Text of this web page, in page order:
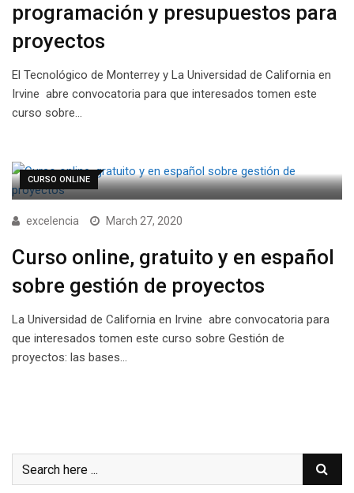
programación y presupuestos para
proyectos
El Tecnológico de Monterrey y La Universidad de California en
Irvine abre convocatoria para que interesados tomen este
curso sobre…
CURSO ONLINE
excelencia March 27, 2020
Curso online, gratuito y en español
sobre gestión de proyectos
La Universidad de California en Irvine abre convocatoria para
que interesados tomen este curso sobre Gestión de
proyectos: las bases…